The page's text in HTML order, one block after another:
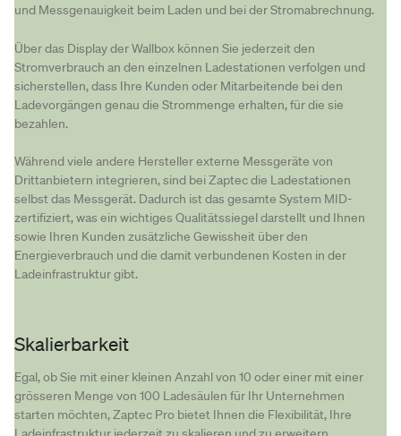
und Messgenauigkeit beim Laden und bei der Stromabrechnung.
Über das Display der Wallbox können Sie jederzeit den
Stromverbrauch an den einzelnen Ladestationen verfolgen und
sicherstellen, dass Ihre Kunden oder Mitarbeitende bei den
Ladevorgängen genau die Strommenge erhalten, für die sie
bezahlen.
Während viele andere Hersteller externe Messgeräte von
Drittanbietern integrieren, sind bei Zaptec die Ladestationen
selbst das Messgerät. Dadurch ist das gesamte System MID-
zertifiziert, was ein wichtiges Qualitätssiegel darstellt und Ihnen
sowie Ihren Kunden zusätzliche Gewissheit über den
Energieverbrauch und die damit verbundenen Kosten in der
Ladeinfrastruktur gibt.
Skalierbarkeit
Egal, ob Sie mit einer kleinen Anzahl von 10 oder einer mit einer
grösseren Menge von 100 Ladesäulen für Ihr Unternehmen
starten möchten, Zaptec Pro bietet Ihnen die Flexibilität, Ihre